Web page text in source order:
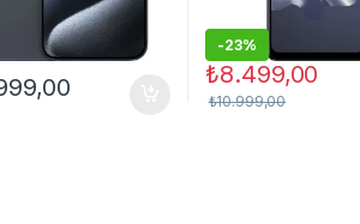
-23%
₺8.499,00
₺10.999,00